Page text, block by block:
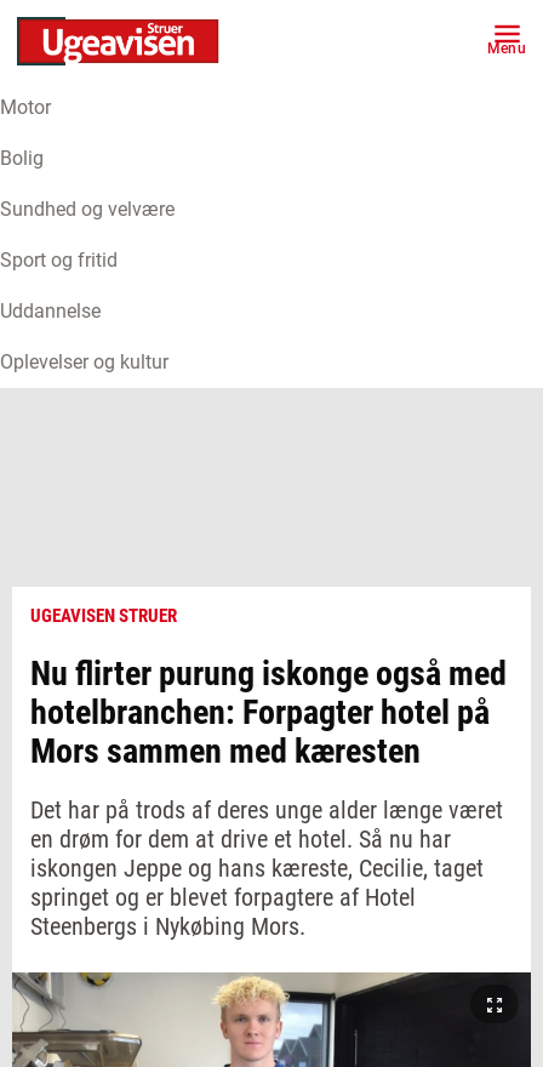
Menu
Motor
Bolig
Sundhed og velvære
Sport og fritid
Uddannelse
Oplevelser og kultur
UGEAVISEN STRUER
Nu flirter purung iskonge også med
hotelbranchen: Forpagter hotel på
Mors sammen med kæresten
Det har på trods af deres unge alder længe været
en drøm for dem at drive et hotel. Så nu har
iskongen Jeppe og hans kæreste, Cecilie, taget
springet og er blevet forpagtere af Hotel
Steenbergs i Nykøbing Mors.